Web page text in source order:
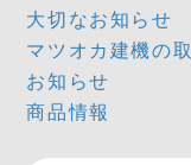
大切なお知らせ
マツオカ建機の
お知らせ
商品情報